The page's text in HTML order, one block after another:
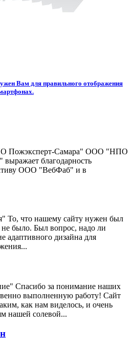
Вам для правильного отображения
Пожэксперт-Самара" ООО "НПО
благодарность
ООО "ВебФаб" и в
То, что нашему сайту нужен был
было. Был вопрос, надо ли
адаптивного дизайна для
Спасибо за понимание наших
выполненную работу! Сайт
как нам виделось, и очень
нашей солевой...